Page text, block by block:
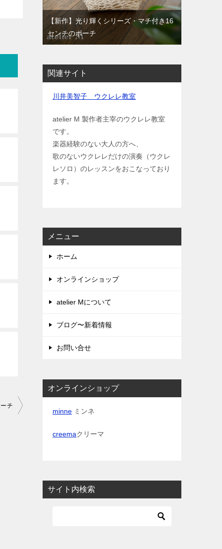
チ
【新作】光り輝くシリーズ・マチ付き16
センチのポーチ
関連サイト
川井美智子 ウクレレ教室
atelier M 製作者主宰のウクレレ教室
です。
楽器経験のない大人の方へ、
歌のないウクレレだけの演奏（ウクレ
レソロ）のレッスンをおこなっており
ます。
メニュー
ホーム
オンラインショップ
atelier Mについて
ブログ〜新着情報
お問い合せ
オンラインショップ
minne ミンネ
creemaクリーマ
サイト内検索